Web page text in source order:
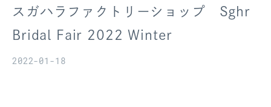
ショッピング バッグを見る
スガハラファクトリーショップ Sghr
Bridal Fair 2022 Winter
2022-01-18